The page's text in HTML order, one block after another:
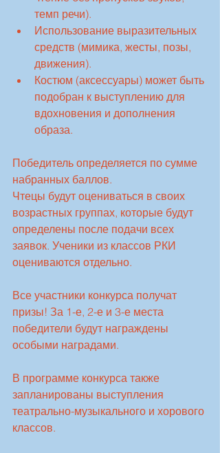
темп речи).
Использование выразительных
средств (мимика, жесты, позы,
движения).
Костюм (аксессуары) может быть
подобран к выступлению для
вдохновения и дополнения
образа.
Победитель определяется по сумме
набранных баллов.
Чтецы будут оцениваться в своих
возрастных группах, которые будут
определены после подачи всех
заявок. Ученики из классов РКИ
оцениваются отдельно.
Все участники конкурса получат
призы! За 1-е, 2-е и 3-е места
победители будут награждены
особыми наградами.
В программе конкурса также
запланированы выступления
театрально-музыкального и хорового
классов.